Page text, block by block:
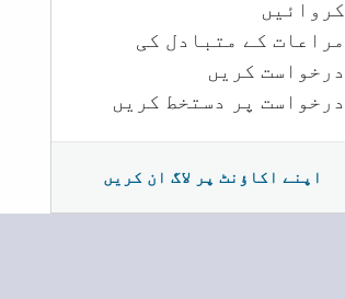
کروائیں
مراعات کے متبادل کی
درخواست کریں
درخواست پر دستخط کریں
اپنے اکاؤنٹ پر لاگ ان کریں